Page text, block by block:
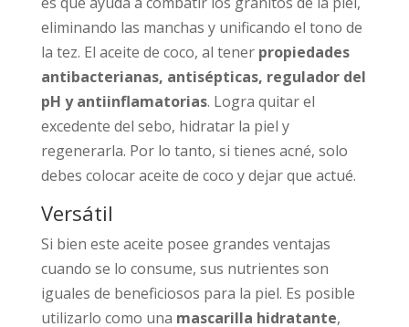
eliminando las manchas y unificando el tono de
la tez. El aceite de coco, al tenerpropiedades
antibacterianas, antisépticas, regulador del
pH y antiinflamatorias. Logra quitar el
excedente del sebo, hidratar la piel y
regenerarla. Por lo tanto, si tienes acné, solo
debes colocar aceite de coco y dejar que actué.
Versátil
Si bien este aceite posee grandes ventajas
cuando se lo consume, sus nutrientes son
iguales de beneficiosos para la piel. Es posible
utilizarlo como una mascarilla hidratante,